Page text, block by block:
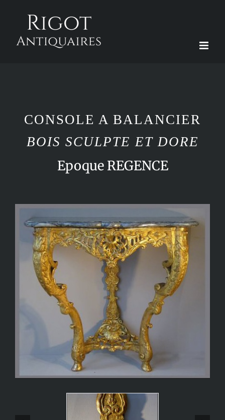
contenu
CONSOLE A BALANCIER
BOIS SCULPTE ET DORE
Epoque REGENCE